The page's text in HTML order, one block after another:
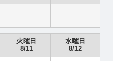
火曜日
8/11
水曜日
8/12